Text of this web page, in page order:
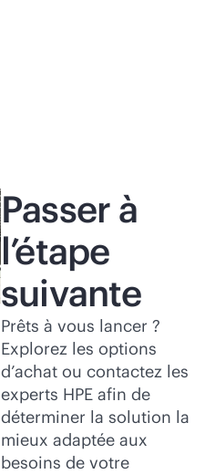
Passer à
l’étape
suivante
Prêts à vous lancer ?
Explorez les options
d’achat ou contactez les
experts HPE afin de
déterminer la solution la
mieux adaptée aux
besoins de votre